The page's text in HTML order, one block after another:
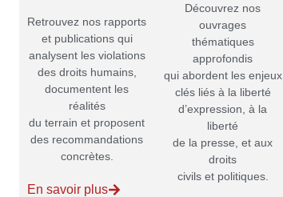
Retrouvez nos rapports
et publications qui
analysent les violations
des droits humains,
documentent les
réalités
du terrain et proposent
des recommandations
concrètes.
En savoir plus
Découvrez nos
ouvrages
thématiques
approfondis
qui abordent les enjeux
clés liés à la liberté
d’expression, à la
liberté
de la presse, et aux
droits
civils et politiques.